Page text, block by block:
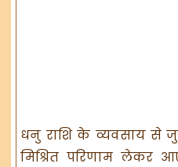
धनु राशि के व्यवसाय से
मिश्रित परिणाम लेकर